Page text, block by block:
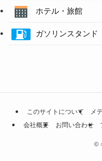
ホテル・旅館
ガソリンスタンド
このサイトについて メ
会社概要
お問い合わせ
©